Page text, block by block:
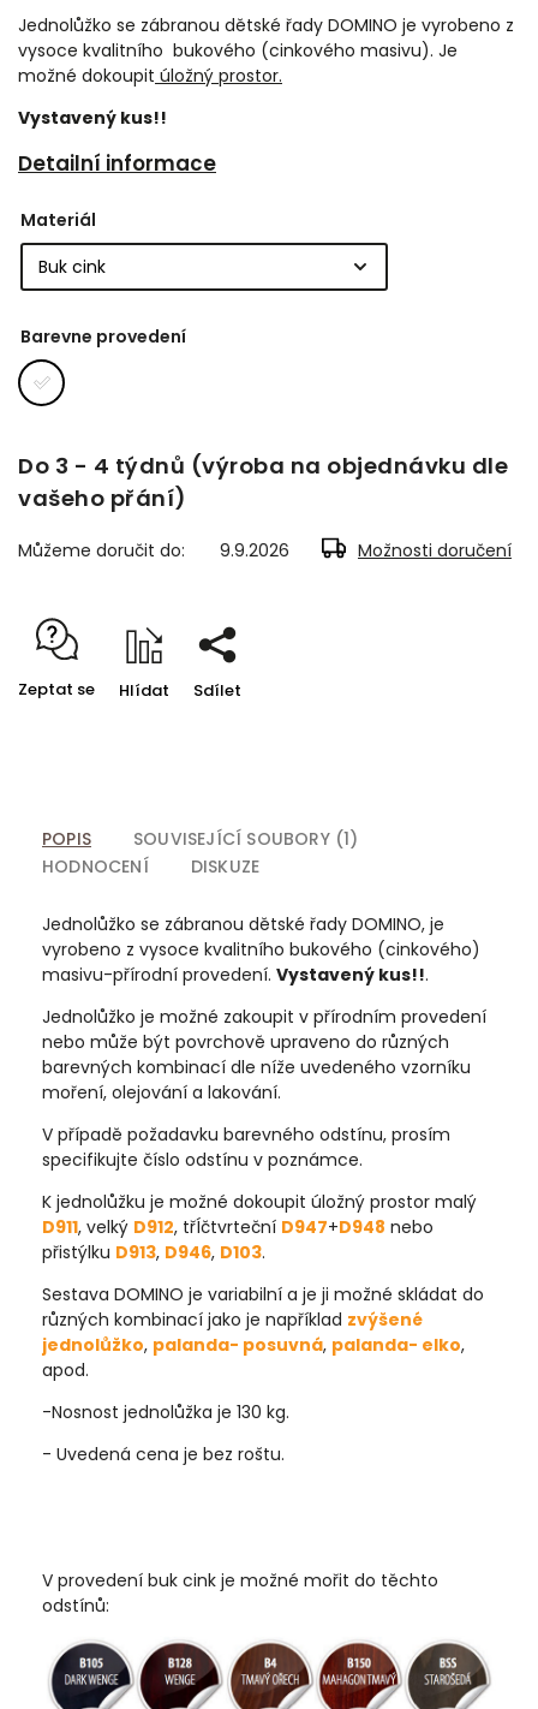
Jednolůžko se zábranou dětské řady DOMINO je vyrobeno z
vysoce kvalitního bukového (cinkového masivu). Je
možné dokoupit úložný prostor.
Vystavený kus!!
Detailní informace
Materiál
Barevne provedení
Do 3 - 4 týdnů (výroba na objednávku dle
vašeho přání)
Můžeme doručit do: 9.9.2026 Možnosti doručení
Zeptat se Hlídat Sdílet
POPIS
SOUVISEJÍCÍ SOUBORY (1)
HODNOCENÍ
DISKUZE
Jednolůžko se zábranou dětské řady DOMINO, je
vyrobeno z vysoce kvalitního bukového (cinkového)
masivu-přírodní provedení. Vystavený kus!!.
Jednolůžko je možné zakoupit v přírodním provedení
nebo může být povrchově upraveno do různých
barevných kombinací dle níže uvedeného vzorníku
moření, olejování a lakování.
V případě požadavku barevného odstínu, prosím
specifikujte číslo odstínu v poznámce.
K jednolůžku je možné dokoupit úložný prostor malý
D911, velký D912, třÍčtvrteční D947+D948 nebo
přistýlku D913, D946, D103.
Sestava DOMINO je variabilní a je ji možné skládat do
různých kombinací jako je například zvýšené
jednolůžko, palanda- posuvná, palanda- elko,
apod.
-Nosnost jednolůžka je 130 kg.
- Uvedená cena je bez roštu.
V provedení buk cink je možné mořit do těchto
odstínů: